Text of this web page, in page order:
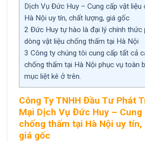
Dịch Vụ Đức Huy – Cung cấp vật liệu
Hà Nội uy tín, chất lượng, giá gốc
2 Đức Huy tự hào là đại lý chính thức
dòng vật liệu chống thấm tại Hà Nội
3 Công ty chúng tôi cung cấp tất cả
chống thấm tại Hà Nội phục vụ toàn
mục liệt kê ở trên.
Công Ty TNHH Đầu Tư Phát
Mại Dịch Vụ Đức Huy – Cung
chống thấm tại Hà Nội uy tín,
giá gốc